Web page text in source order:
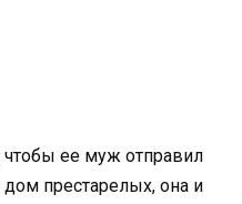
чтобы ее муж отправил
дом престарелых, она и